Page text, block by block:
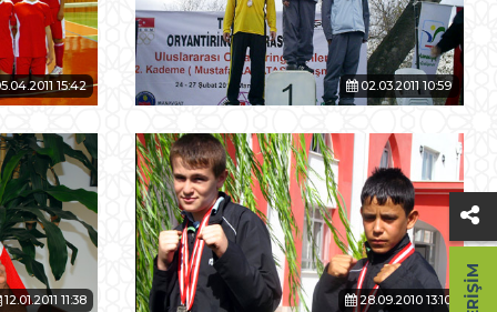
15:42 02.03.2011 10:59
12.01.2011 11:38 28.09.2010 13:10